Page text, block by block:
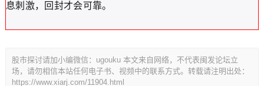
息刺激，回封才会可靠。
股市探讨请加小编微信：ugouku 本文来自网络，不代表闽发论坛立
场，请勿相信本站任何电子书、视频中的联系方式。转载请注明出处：
https://www.xiarj.com/11904.html